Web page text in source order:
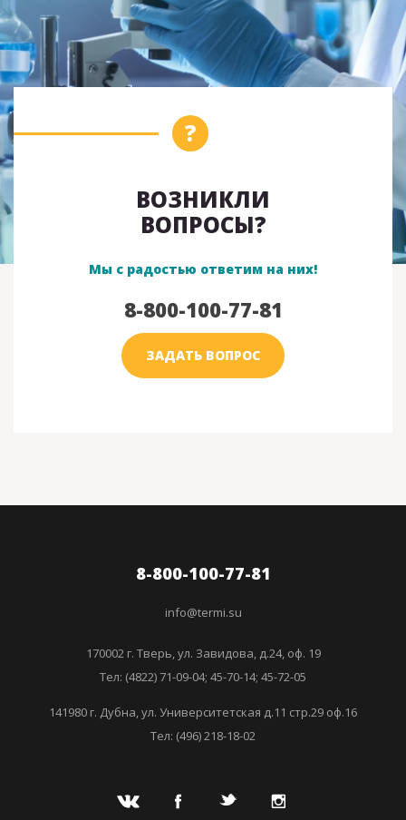
ВОЗНИКЛИ
ВОПРОСЫ?
Мы с радостью ответим на них!
8-800-100-77-81
ЗАДАТЬ ВОПРОС
8-800-100-77-81
info@termi.su
170002 г. Тверь, ул. Завидова, д.24, оф. 19
Тел: (4822) 71-09-04; 45-70-14; 45-72-05
141980 г. Дубна, ул. Университетская д.11 стр.29 оф.16
Тел: (496) 218-18-02